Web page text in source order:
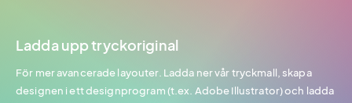
Ladda upp tryckoriginal
För mer avancerade layouter. Ladda ner vår tryckmall, skapa
designen i ett designprogram (t.ex. Adobe Illustrator) och ladda